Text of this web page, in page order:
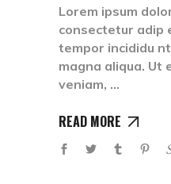
Lorem ipsum
consectetur adip
tempor incididu
magna aliqua. Ut
veniam,
READ MORE